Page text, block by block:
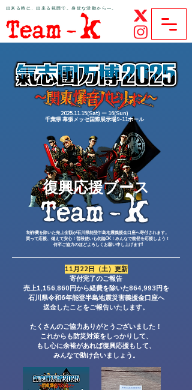
ボランティア団体Team-K公式サイト
​出来る時に、出来る範囲で。身近な活動から―。
2025.11.15(Sat) ー 16(Sun)
千葉県 幕張メッセ国際展示場9-11ホール
復興応援ブース
制作費を除いた売上全額が石川県能登半島地震義援金口座へ寄付されます。
買って応援、備えて安心！普段使いも勿論OK！みんなで能登を応援しよう！
何卒ご協力のほどよろしくお願い申し上げます!!
11月22日（土）更新
寄付完了のご報告
売上1,156,860円から経費を除いた864,993円を
石川県令和6年能登半島地震災害義援金口座へ
送金したことをご報告いたします。
たくさんのご協力ありがとうございました！
これからも防災対策をしっかりして、
もし心に余裕があれば復興応援もして、
​みんなで助け合いましょう。